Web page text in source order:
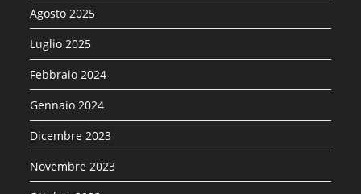
Agosto 2025
Luglio 2025
Febbraio 2024
Gennaio 2024
Dicembre 2023
Novembre 2023